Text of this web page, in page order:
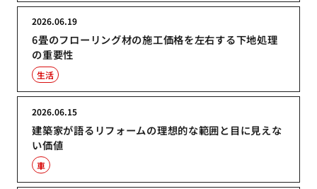
6畳のフローリング材の施工価格を左右する下地処理
の重要性
2026.06.19
生活
建築家が語るリフォームの理想的な範囲と目に見えな
い価値
2026.06.15
車